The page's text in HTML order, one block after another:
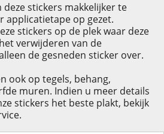
stickers makkelijker te
applicatietape op gezet.
stickers op de plek waar deze
verwijderen van de
de gesneden sticker over.
ook op tegels, behang,
muren. Indien u meer details
stickers het beste plakt, bekijk